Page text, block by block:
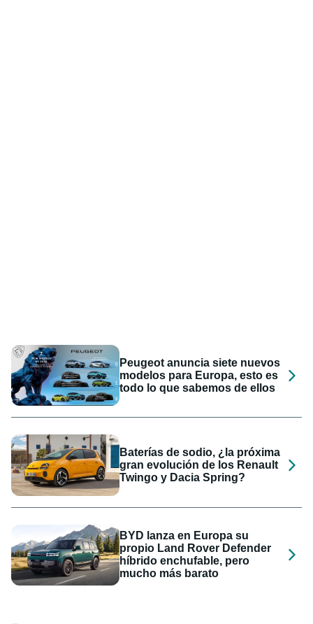
Peugeot anuncia siete nuevos
modelos para Europa, esto es
todo lo que sabemos de ellos
Baterías de sodio, ¿la próxima
gran evolución de los Renault
Twingo y Dacia Spring?
BYD lanza en Europa su
propio Land Rover Defender
híbrido enchufable, pero
mucho más barato